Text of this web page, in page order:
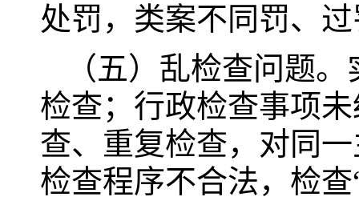
处罚，类案不同罚、
（五）乱检查问题
检查；行政检查事项
查、重复检查，对同
检查程序不合法，检